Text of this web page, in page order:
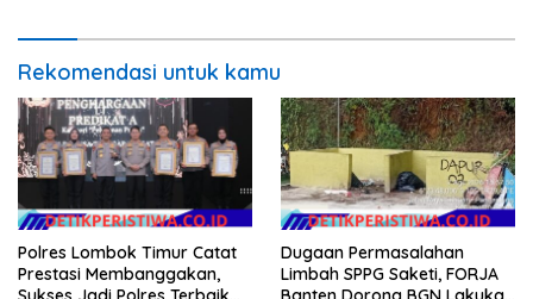
Rekomendasi untuk kamu
Polres Lombok Timur Catat
Prestasi Membanggakan,
Dugaan Permasalahan
Limbah SPPG Saketi, FORJA